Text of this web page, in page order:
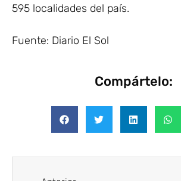
595 localidades del país.
Fuente: Diario El Sol
Compártelo: